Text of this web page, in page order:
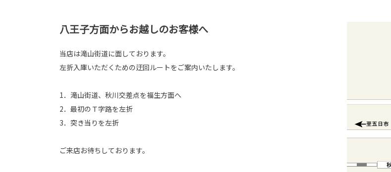
八王子方面からお越しのお客様へ
当店は滝山街道に面しております。
左折入庫いただくための迂回ルートをご案内いたします。
1．滝山街道、秋川交差点を福生方面へ
2．最初のＴ字路を左折
3．突き当りを左折
ご来店お待ちしております。